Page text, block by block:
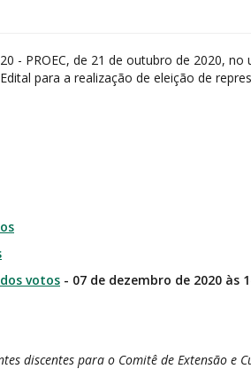
- PROEC, de 21 de outubro de 2020,
para a realização de eleição de
votos - 07 de dezembro de 2020 às
discentes para o Comitê de Extensão e